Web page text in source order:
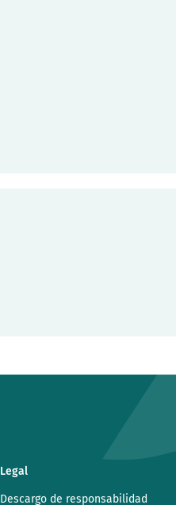
Legal
Descargo de responsabilidad